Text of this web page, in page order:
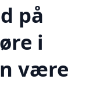
på
i
være